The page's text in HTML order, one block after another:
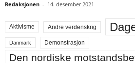
Redaksjonen - 14. desember 2021
Aktivisme Andre verdenskrig
Danmark Demonstrasjon
Den nordiske